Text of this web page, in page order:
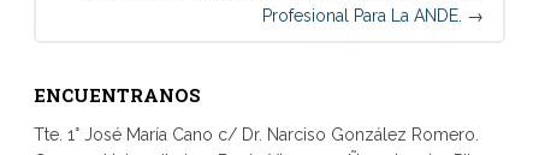
Profesional Para La ANDE. →
ENCUENTRANOS
Tte. 1° José María Cano c/ Dr. Narciso González Romero.